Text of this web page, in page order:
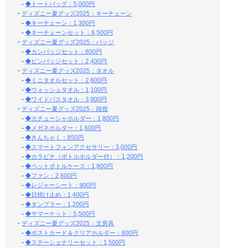
-◆トートバッグ：5,000円
・ディズニー夏グッズ2025：キーチェーン
-◆キーチェーン：1,300円
-◆キーチェーンセット：6,500円
・ディズニー夏グッズ2025：バッジ
-◆カンバッジセット：600円
-◆ピンバッジセット：2,400円
・ディズニー夏グッズ2025：タオル
-◆ミニタオルセット：2,600円
-◆ウォッシュタオル：1,100円
-◆ワイドバスタオル：3,900円
・ディズニー夏グッズ2025：雑貨
-◆カチューシャホルダー：1,800円
-◆メガネホルダー：1,600円
-◆きんちゃく：850円
-◆スマートフォンアクセサリー：3,000円
-◆カラビナ（ボトルホルダー付）：1,200円
-◆ペットボトルケース：1,800円
-◆ファン：2,600円
-◆レジャーシート：900円
-◆日焼け止め：1,400円
-◆タンブラー：1,200円
-◆サマーケット：5,500円
・ディズニー夏グッズ2025：文房具
-◆ポストカード＆クリアホルダー：800円
-◆ステーショナリーセット：1,500円